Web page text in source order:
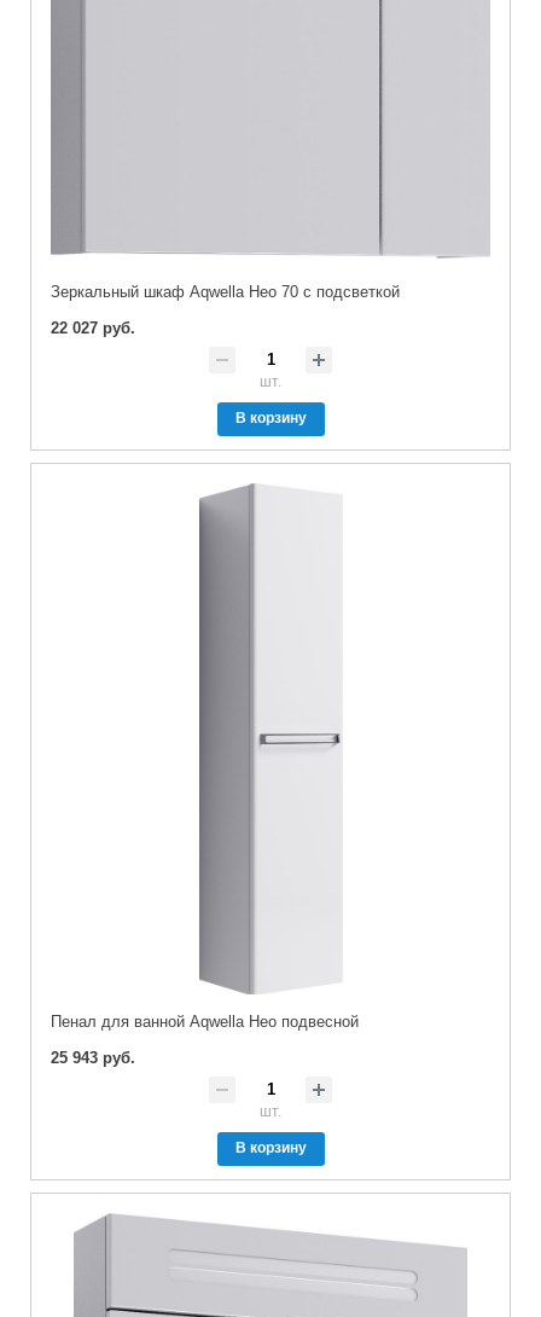
Зеркальный шкаф Aqwella Нео 70 с подсветкой
22 027 руб.
шт.
В корзину
Пенал для ванной Aqwella Нео подвесной
25 943 руб.
шт.
В корзину